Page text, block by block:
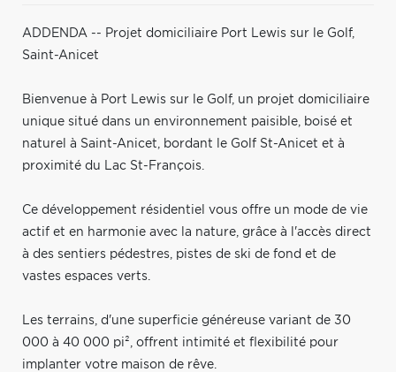
ADDENDA -- Projet domiciliaire Port Lewis sur le Golf,
Saint-Anicet
Bienvenue à Port Lewis sur le Golf, un projet domiciliaire
unique situé dans un environnement paisible, boisé et
naturel à Saint-Anicet, bordant le Golf St-Anicet et à
proximité du Lac St-François.
Ce développement résidentiel vous offre un mode de vie
actif et en harmonie avec la nature, grâce à l'accès direct
à des sentiers pédestres, pistes de ski de fond et de
vastes espaces verts.
Les terrains, d'une superficie généreuse variant de 30
000 à 40 000 pi², offrent intimité et flexibilité pour
implanter votre maison de rêve.